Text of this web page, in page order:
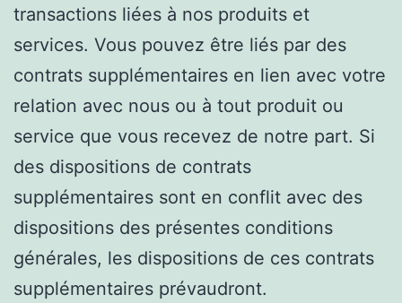
transactions liées à nos produits et
services. Vous pouvez être liés par des
contrats supplémentaires en lien avec votre
relation avec nous ou à tout produit ou
service que vous recevez de notre part. Si
des dispositions de contrats
supplémentaires sont en conflit avec des
dispositions des présentes conditions
générales, les dispositions de ces contrats
supplémentaires prévaudront.